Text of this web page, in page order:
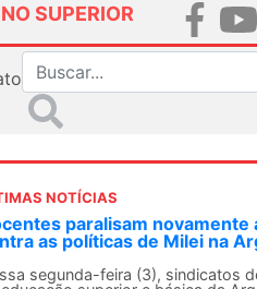
SUPERIOR
NOTÍCIAS
SN convoca docentes
Internacionalista
de agosto